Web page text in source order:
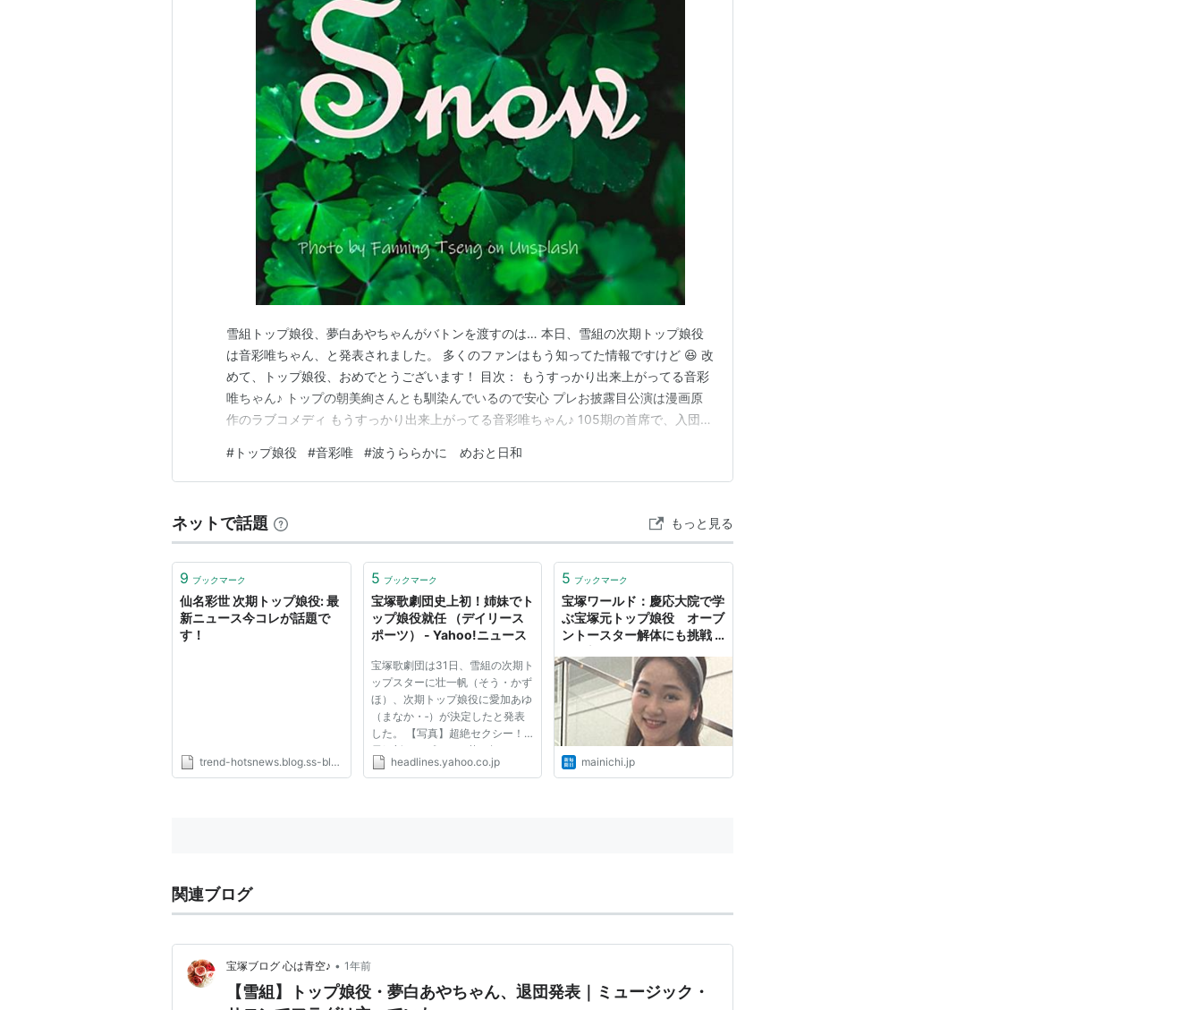
雪組トップ娘役、夢白あやちゃんがバトンを渡すのは… 本日、雪組の次期トップ娘役
は音彩唯ちゃん、と発表されました。 多くのファンはもう知ってた情報ですけど 😆 改
めて、トップ娘役、おめでとうございます！ 目次： もうすっかり出来上がってる音彩
唯ちゃん♪ トップの朝美絢さんとも馴染んでいるので安心 プレお披露目公演は漫画原
作のラブコメディ もうすっかり出来上がってる音彩唯ちゃん♪ 105期の首席で、入団当
ルックスで、とってもキュート！！ 研3で新公初ヒロインを務めてから、すでに新公ヒ
ロイン3回、東上公演ヒロイン2回、エト…
# トップ娘役 #音彩唯 #波うららかに めおと日和
ネットで話題 もっと見る
9 ブックマーク
仙名彩世 次期トップ娘役: 最
新ニュース今コレが話題で
す！
trend-hotsnews.blog.ss-blog.jp
5 ブックマーク
宝塚歌劇団史上初！姉妹でト
ップ娘役就任 （デイリース
ポーツ） - Yahoo!ニュース
宝塚歌劇団は31日、雪組の次期ト
ップスターに壮一帆（そう・かず
ほ）、次期トップ娘役に愛加あゆ
（まなか・‐）が決定したと発表
した。 【写真】超絶セクシー！
雪組新トップスター壮一帆にファ
ンも悶絶？ 新トップコンビお披
headlines.yahoo.co.jp
5 ブックマーク
宝塚ワールド：慶応大院で学
ぶ宝塚元トップ娘役 オーブ
ントースター解体にも挑戦 |
mainichi.jp
関連ブログ
宝塚ブログ 心は青空♪ • 1年前
【雪組】トップ娘役・夢白あやちゃん、退団発表｜ミュージック・